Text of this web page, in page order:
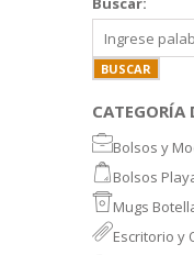
CATEGORÍA
Bolsos y
MOCHILAS
MOCHILAS
MALETINES Y
Bolsos
BOLSOS DE
COOLERS
MORRALES
Mugs
MUGS
TAZA DE
Escritorio y